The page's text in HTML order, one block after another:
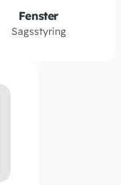
Fenster
Sagsstyring